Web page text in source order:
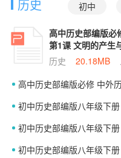
历史 初中
高中历史部编版必
第1课 文明的产生
历史
20.18MB
高中历史部编版必修 中外历史纲要（下）
初中历史部编版八年级下册 第
初中历史部编版八年级下册 第
初中历史部编版八年级下册